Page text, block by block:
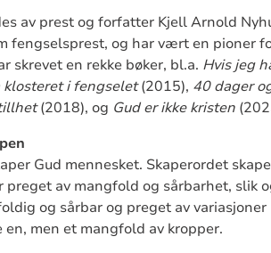
av prest og forfatter Kjell Arnold
fengselsprest, og har vært en pioner
skrevet en rekke bøker, bl.a. Hvis jeg
i fengselet(2015), 40 dager
(2018), og Gud er ikke kristen
Gud mennesket. Skaperordet
preget av mangfold og sårbarhet, slik
og sårbar og preget av variasjoner
en, men et mangfold av kropper.